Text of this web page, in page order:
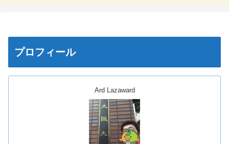
プロフィール
Ard Lazaward